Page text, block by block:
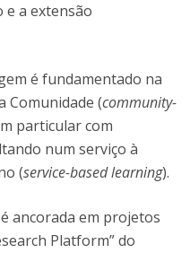
e a extensão
é fundamentado na
Comunidade (community-
particular com
num serviço à
(service-based learning).
ancorada em projetos
Platform” do